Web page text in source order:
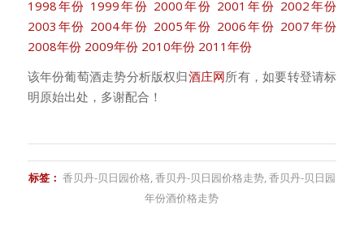
1998年份 1999年份 2000年份 2001年份 2002年份
2003年份 2004年份 2005年份 2006年份 2007年份
2008年份 2009年份 2010年份 2011年份
该年份葡萄酒走势分析版权归酒庄网所有，如要转登请标
明原始出处，多谢配合！
标签： 香贝丹-贝日园价格,香贝丹-贝日园价格走势,香贝丹-贝日园
年份酒价格走势